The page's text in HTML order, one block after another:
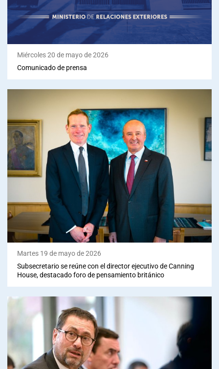
Miércoles 20 de mayo de 2026
Comunicado de prensa
Martes 19 de mayo de 2026
Subsecretario se reúne con el director ejecutivo de Canning
House, destacado foro de pensamiento británico